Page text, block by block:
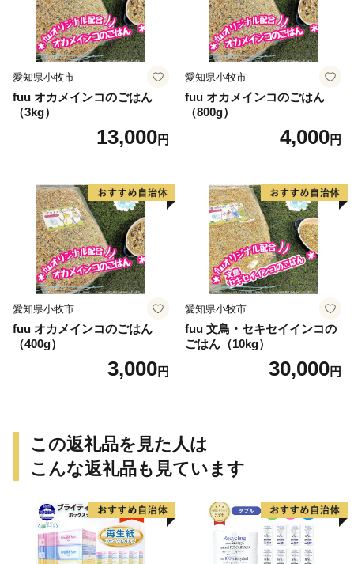
愛知県小牧市
fuu オカメインコのごはん
（3kg）
13,000円
愛知県小牧市
fuu オカメインコのごはん
（800g）
4,000円
愛知県小牧市
fuu オカメインコのごはん
（400g）
3,000円
愛知県小牧市
fuu 文鳥・セキセイインコの
ごはん（10kg）
30,000円
この返礼品を見た人は
こんな返礼品も見ています